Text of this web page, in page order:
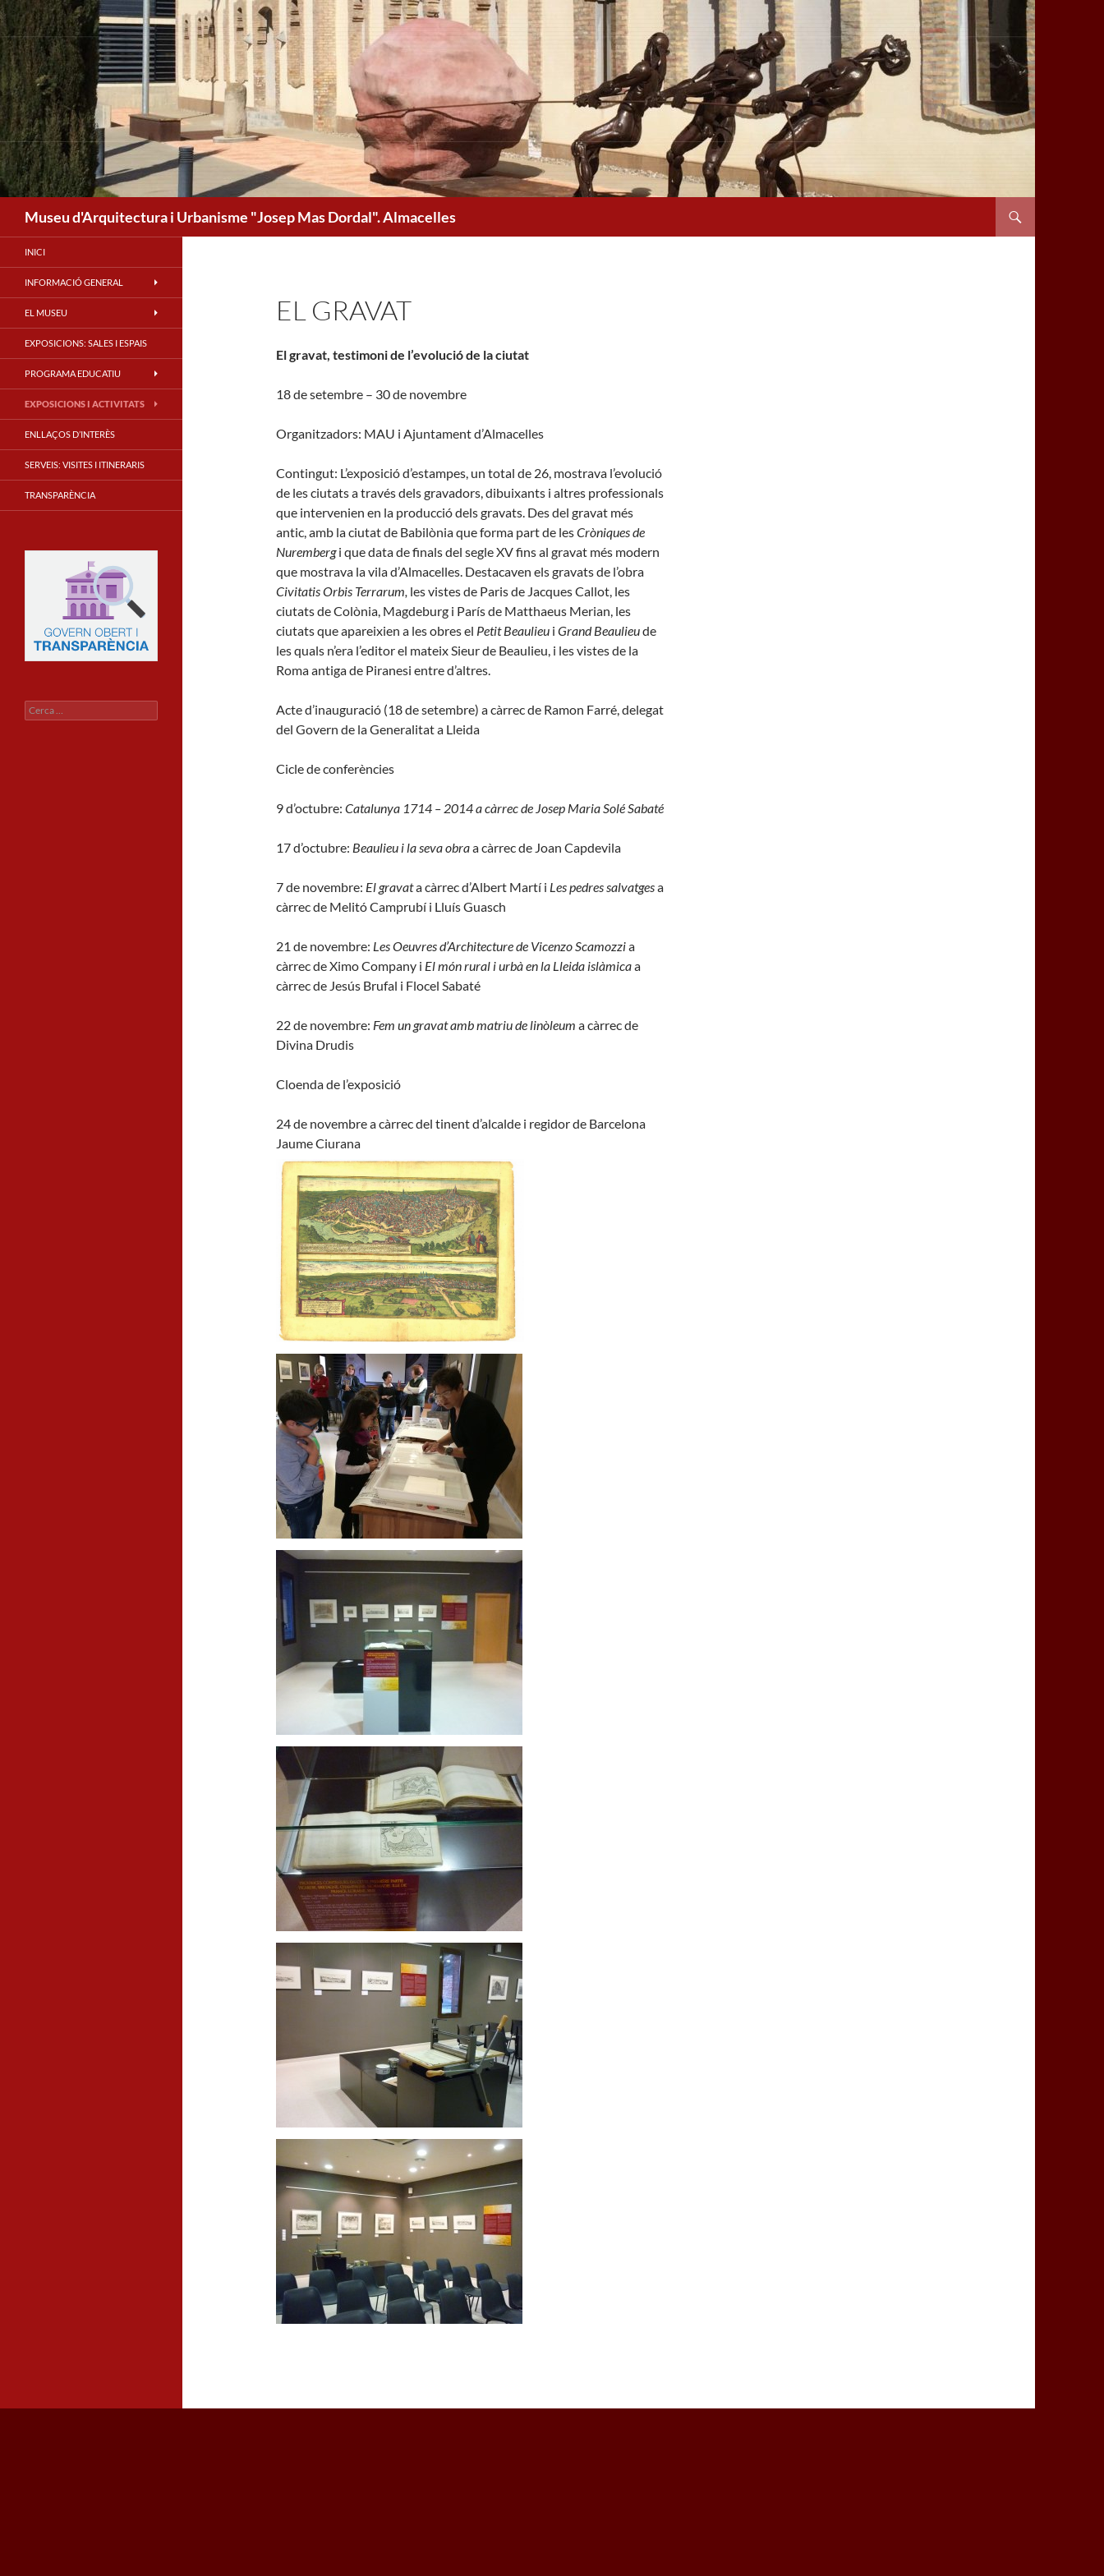
Museu d'Arquitectura i Urbanisme "Josep Mas Dordal". Almacelles
EL GRAVAT
El gravat, testimoni de l’evolució de la ciutat
18 de setembre – 30 de novembre
Organitzadors: MAU i Ajuntament d’Almacelles
Contingut: L’exposició d’estampes, un total de 26, mostrava l’evolució
de les ciutats a través dels gravadors, dibuixants i altres professionals
que intervenien en la producció dels gravats. Des del gravat més
antic, amb la ciutat de Babilònia que forma part de lesCròniques de
Nurembergi que data de finals del segle XV fins al gravat més modern
que mostrava la vila d’Almacelles. Destacaven els gravats de l’obra
Civitatis Orbis Terrarum, les vistes de Paris de Jacques Callot, les
ciutats de Colònia, Magdeburg i París de Matthaeus Merian, les
ciutats que apareixien a les obres el Petit Beaulieu i Grand Beaulieude
les quals n’era l’editor el mateix Sieur de Beaulieu, i les vistes de la
Roma antiga de Piranesi entre d’altres.
Acte d’inauguració (18 de setembre) a càrrec de Ramon Farré, delegat
del Govern de la Generalitat a Lleida
Cicle de conferències
9 d’octubre: Catalunya 1714 – 2014 a càrrec de Josep Maria Solé Sabaté
17 d’octubre: Beaulieu i la seva obraa càrrec de Joan Capdevila
7 de novembre: El gravata càrrec d’Albert Martí i Les pedres salvatgesa
càrrec de Melitó Camprubí i Lluís Guasch
21 de novembre: Les Oeuvres d’Architecture de Vicenzo Scamozzia
càrrec de Ximo Company i El món rural i urbà en la Lleida islàmicaa
càrrec de Jesús Brufal i Flocel Sabaté
22 de novembre: Fem un gravat amb matriu de linòleum a càrrec de
Divina Drudis
Cloenda de l’exposició
24 de novembre a càrrec del tinent d’alcalde i regidor de Barcelona
Jaume Ciurana
INICI
INFORMACIÓ GENERAL
EL MUSEU
EXPOSICIONS: SALES I ESPAIS
PROGRAMA EDUCATIU
EXPOSICIONS I ACTIVITATS
ENLLAÇOS D’INTERÈS
SERVEIS: VISITES I ITINERARIS
TRANSPARÈNCIA
Cerca: